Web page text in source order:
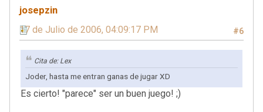
josepzin
#6
17 de Julio de 2006, 04:09:17 PM
Cita de: Lex
Joder, hasta me entran ganas de jugar XD
Es cierto! "parece" ser un buen juego! ;)